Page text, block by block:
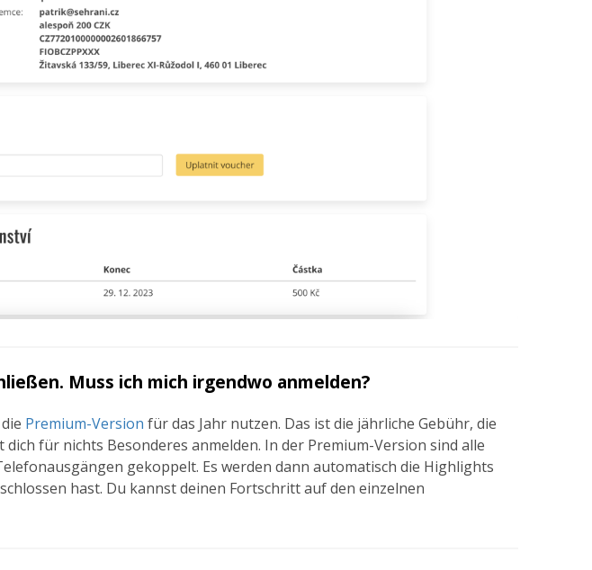
Muss ich mich irgendwo anmelden?
Premium-Version für das Jahr nutzen. Das ist die jährliche Gebühr, die
für nichts Besonderes anmelden. In der Premium-Version sind alle
gekoppelt. Es werden dann automatisch die Highlights
hast. Du kannst deinen Fortschritt auf den einzelnen